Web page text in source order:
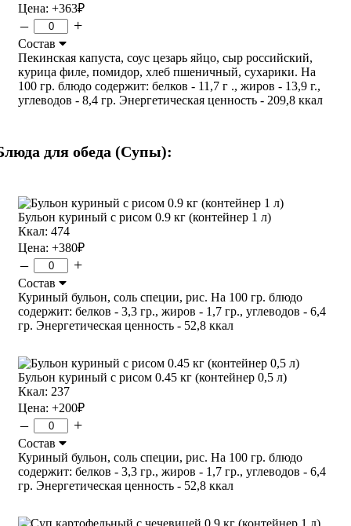
Цена: +363₽
– +
Состав
Пекинская капуста, соус цезарь яйцо, сыр российский,
курица филе, помидор, хлеб пшеничный, сухарики. На
100 гр. блюдо содержит: белков - 11,7 г ., жиров - 13,9 г.,
углеводов - 8,4 гр. Энергетическая ценность - 209,8 ккал
для обеда (Супы):
Бульон куриный с рисом 0.9 кг (контейнер 1 л)
Ккал: 474
Цена: +380₽
– +
Состав
Куриный бульон, соль специи, рис. На 100 гр. блюдо
содержит: белков - 3,3 гр., жиров - 1,7 гр., углеводов - 6,4
гр. Энергетическая ценность - 52,8 ккал
Бульон куриный с рисом 0.45 кг (контейнер 0,5 л)
Ккал: 237
Цена: +200₽
– +
Состав
Куриный бульон, соль специи, рис. На 100 гр. блюдо
содержит: белков - 3,3 гр., жиров - 1,7 гр., углеводов - 6,4
гр. Энергетическая ценность - 52,8 ккал